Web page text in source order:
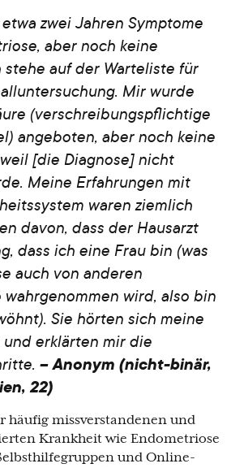
zwei Jahren Symptome
aber noch keine
stehe auf der Warteliste für
Mir wurde
(verschreibungspflichtige
angeboten, aber noch keine
[die Diagnose] nicht
Meine Erfahrungen mit
waren ziemlich
davon, dass der Hausarzt
dass ich eine Frau bin (was
auch von anderen
wird, also bin
Sie hörten sich meine
und erklärten mir die
– Anonym (nicht-binär,
22)
häufig missverstandenen und
Krankheit wie Endometriose
und Online-